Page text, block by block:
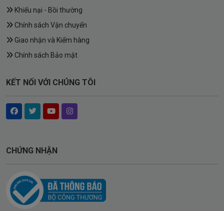
Khiếu nại - Bồi thường
Chính sách Vận chuyển
Giao nhận và Kiểm hàng
Chính sách Bảo mật
KẾT NỐI VỚI CHÚNG TÔI
CHỨNG NHẬN